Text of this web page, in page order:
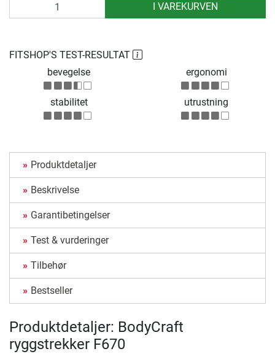
I VAREKURVEN
FITSHOP'S TEST-RESULTAT
bevegelse
ergonomi
stabilitet utrustning
Produktdetaljer
Beskrivelse
Garantibetingelser
Test & vurderinger
Tilbehør
Bestseller
Produktdetaljer: BodyCraft
ryggstrekker F670